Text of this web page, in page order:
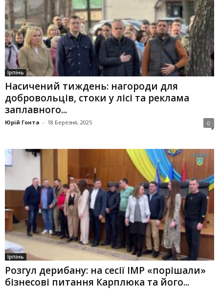
Ірпінь
Насичений тиждень: нагороди для
добровольців, стоки у лісі та реклама
заплавного...
Юрій Гонта - 18 Березня, 2025 0
Ірпінь
Розгул дерибану: на сесії ІМР «порішали»
бізнесові питання Карплюка та його...